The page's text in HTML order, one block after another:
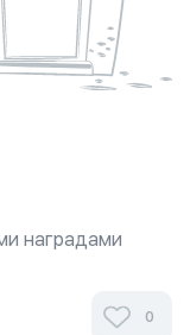
наградами
в второе в 1997
второе...
0